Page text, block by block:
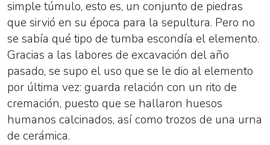
simple túmulo, esto es, un conjunto de piedras
que sirvió en su época para la sepultura. Pero no
se sabía qué tipo de tumba escondía el elemento.
Gracias a las labores de excavación del año
pasado, se supo el uso que se le dio al elemento
por última vez: guarda relación con un rito de
cremación, puesto que se hallaron huesos
humanos calcinados, así como trozos de una urna
de cerámica.